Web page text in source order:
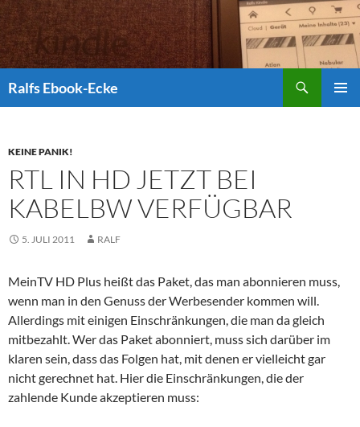
Ralfs Ebook-Ecke
KEINE PANIK!
RTL IN HD JETZT BEI
KABELBW VERFÜGBAR
5. JULI 2011 RALF
MeinTV HD Plus heißt das Paket, das man abonnieren muss,
wenn man in den Genuss der Werbesender kommen will.
Allerdings mit einigen Einschränkungen, die man da gleich
mitbezahlt. Wer das Paket abonniert, muss sich darüber im
klaren sein, dass das Folgen hat, mit denen er vielleicht gar
nicht gerechnet hat. Hier die Einschränkungen, die der
zahlende Kunde akzeptieren muss: